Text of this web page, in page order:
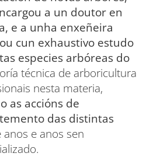
a un doutor en
e a unha enxeñeira
cun exhaustivo estudo
especies arbóreas do
técnica de arboricultura
nesta materia,
as accións de
das distintas
anos e anos sen